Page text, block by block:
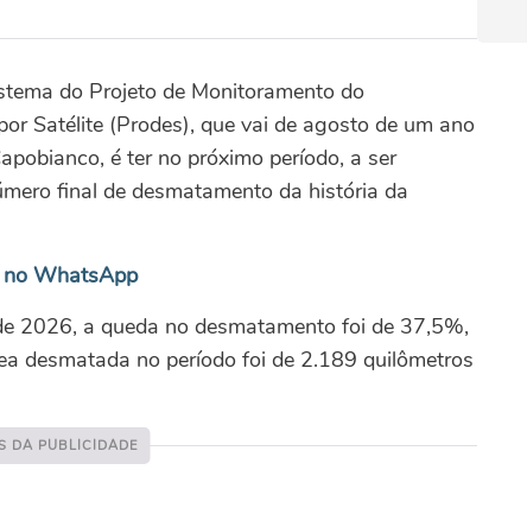
do Projeto de Monitoramento do
Satélite (Prodes), que vai de agosto de um ano
é ter no próximo período, a ser
final de desmatamento da história da
WhatsApp
2026, a queda no desmatamento foi de 37,5%,
desmatada no período foi de 2.189 quilômetros